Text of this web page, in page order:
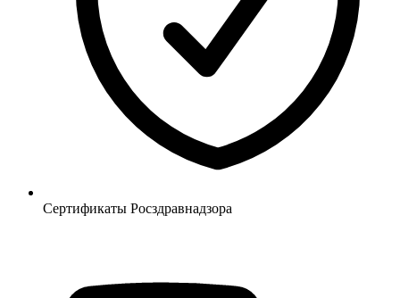
Сертификаты Росздравнадзора